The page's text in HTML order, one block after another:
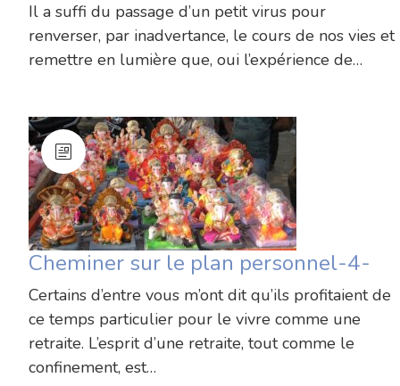
Il a suffi du passage d’un petit virus pour
renverser, par inadvertance, le cours de nos vies et
remettre en lumière que, oui l’expérience de…
Cheminer sur le plan personnel-4-
Certains d’entre vous m’ont dit qu’ils profitaient de
ce temps particulier pour le vivre comme une
retraite. L’esprit d’une retraite, tout comme le
confinement, est…